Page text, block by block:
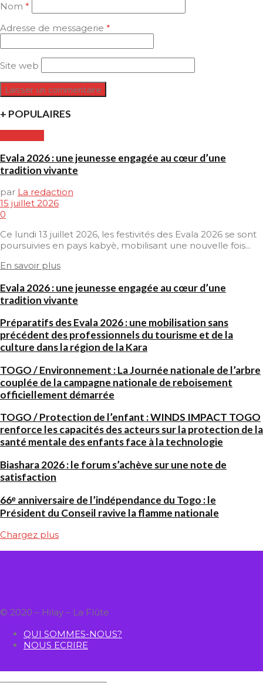
Nom *
Adresse de messagerie *
Site web
+ POPULAIRES
Evala 2026 : une jeunesse engagée au cœur d’une
tradition vivante
par La redaction
15 juillet 2026
0
Ce lundi 13 juillet 2026, les festivités des Evala 2026 se sont
poursuivies en pays kabyè, mobilisant une nouvelle fois...
En savoir plus
Evala 2026 : une jeunesse engagée au cœur d’une
tradition vivante
Préparatifs des Evala 2026 : une mobilisation sans
précédent des professionnels du tourisme et de la
culture dans la région de la Kara
TOGO / Environnement : La Journée nationale de l’arbre
couplée de la campagne nationale de reboisement
officiellement démarrée
TOGO / Protection de l’enfant : WINDS IMPACT TOGO
renforce les capacités des acteurs sur la protection de la
santé mentale des enfants face à la technologie
Biashara 2026 : le forum s’achève sur une note de
satisfaction
66ᵉ anniversaire de l’indépendance du Togo : le
Président du Conseil ravive la flamme nationale
Chargez plus
© 2020 – Hilay – La Flûte
QUI SOMMES-NOUS?
NOUS ECRIRE